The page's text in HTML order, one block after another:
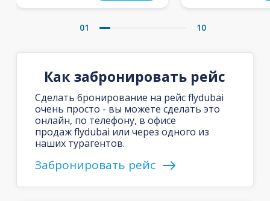
01 10
Как забронировать рейс
Сделать бронирование на рейс flydubai
очень просто - вы можете сделать это
онлайн, по телефону, в офисе
продаж flydubai или через одного из
наших турагентов.
Забронировать рейс